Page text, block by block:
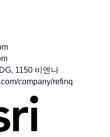
1150 비엔나
company/refinq